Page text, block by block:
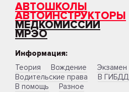
АВТОШКОЛЫ
АВТОИНСТРУКТОРЫ
МЕДКОМИССИИ
МРЭО
Информация:
Теория
Вождение Экзамен
Водительские права
В ГИБДД
В помощь
Разное